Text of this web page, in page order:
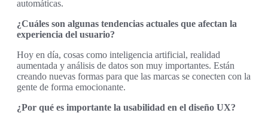
automáticas.
¿Cuáles son algunas tendencias actuales que afectan la
experiencia del usuario?
Hoy en día, cosas como inteligencia artificial, realidad
aumentada y análisis de datos son muy importantes. Están
creando nuevas formas para que las marcas se conecten con la
gente de forma emocionante.
¿Por qué es importante la usabilidad en el diseño UX?